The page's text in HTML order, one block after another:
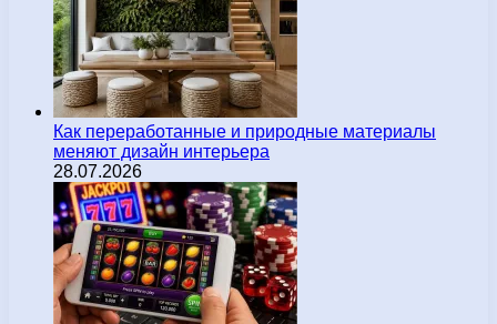
Как переработанные и природные материалы
меняют дизайн интерьера
28.07.2026